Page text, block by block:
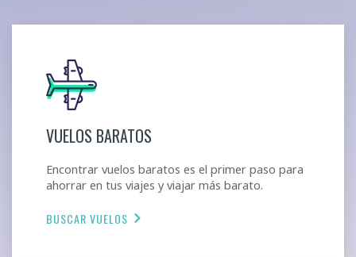
VUELOS BARATOS
Encontrar vuelos baratos es el primer paso para
ahorrar en tus viajes y viajar más barato.
BUSCAR VUELOS